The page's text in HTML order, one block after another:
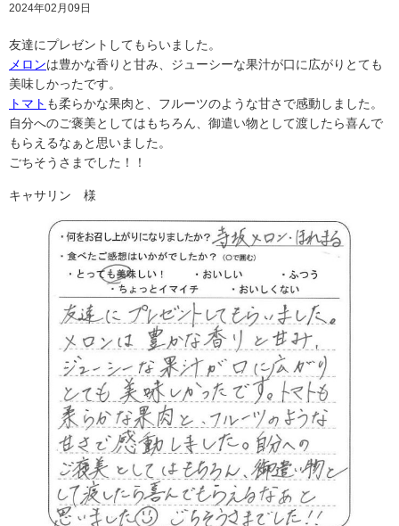
2024年02月09日
友達にプレゼントしてもらいました。
メロンは豊かな香りと甘み、ジューシーな果汁が口に広がりとても
美味しかったです。
トマト も柔らかな果肉と、フルーツのような甘さで感動しました。
自分へのご褒美としてはもちろん、御遣い物として渡したら喜んで
もらえるなぁと思いました。
ごちそうさまでした！！
キャサリン 様